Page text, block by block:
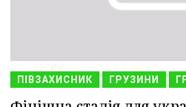
ПІВЗАХИСНИК ГРУЗИНИ